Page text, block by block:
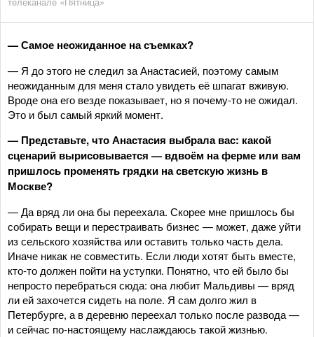
— Самое неожиданное на съемках?
— Я до этого не следил за Анастасией, поэтому самым
неожиданным для меня стало увидеть её шпагат вживую.
Вроде она его везде показывает, но я почему‑то не ожидал.
Это и был самый яркий момент.
— Представьте, что Анастасия выбрала вас: какой
сценарий вырисовывается — вдвоём на ферме или вам
пришлось променять грядки на светскую жизнь в
Москве?
— Да вряд ли она бы переехала. Скорее мне пришлось бы
собирать вещи и перестраивать бизнес — может, даже уйти
из сельского хозяйства или оставить только часть дела.
Иначе никак не совместить. Если люди хотят быть вместе,
кто‑то должен пойти на уступки. Понятно, что ей было бы
непросто перебраться сюда: она любит Мальдивы — вряд
ли ей захочется сидеть на поле. Я сам долго жил в
Петербурге, а в деревню переехал только после развода —
и сейчас по‑настоящему наслаждаюсь такой жизнью.